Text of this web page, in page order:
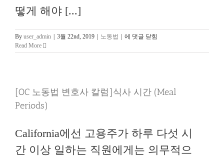
떻게 해야 [...]
By user_admin | 3월 22nd, 2019 | 노동법 | [
노
호
사
휴
에 관
에 댓글 닫힘
Read More
[OC 노동법 변호사 칼럼]식사 시간 (Meal
Periods)
California에선 고용주가 하루 다섯 시
간 이상 일하는 직원에게는 의무적으